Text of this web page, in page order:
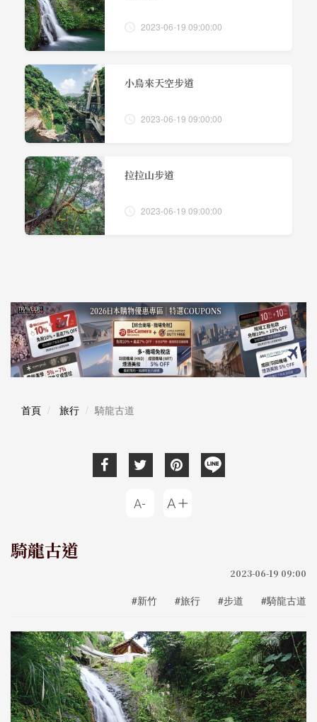
2023-06-19 09:00:00
小烏來天空步道
2023-06-19 09:00:00
拉拉山步道
2023-06-19 09:00:00
首頁 旅行 騎龍古道
騎龍古道
2023-06-19 09:00
#新竹 #旅行 #步道 #騎龍古道